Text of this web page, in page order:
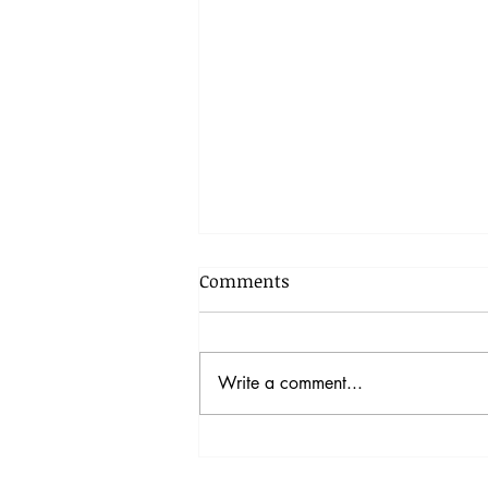
Comments
Write a comment...